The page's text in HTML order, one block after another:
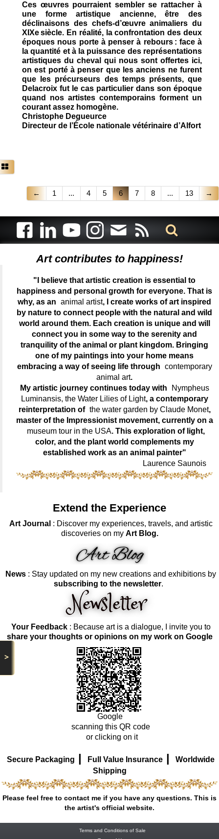
>
Ces œuvres pourraient sembler se rattacher à
une forme artistique ancienne, être des
déclinaisons des chefs-d’œuvre animaliers du
XIXe siècle. En réalité, la confrontation des deux
époques nous porte à penser à rebours : face à
la quantité et à la puissance des représentations
artistiques du cheval qui nous sont offertes ici,
on est porté à penser que les anciens ne furent
que les précurseurs des temps présents, que
Delacroix fut le cas particulier dans son époque
quand nos artistes contemporains forment un
courant assez homogène.
Christophe Degueurce
Directeur de l’École nationale vétérinaire d’Alfort
← 1 ... 4 5 6 7 8 ... 13 →
Art contributes to happiness!
"I believe that artistic creation is essential to
happiness and personal growth for everyone. That is
why, as an animal artist, I create works of art inspired
by nature to connect people with the natural and wild
world around them. Each creation is unique and will
connect you in some way to the serenity and
tranquility of the animal or plant kingdom. Bringing
one of my paintings into your home means
embracing a way of seeing life through contemporary
animal art.
My artistic journey continues today with
Nympheus
Luminansis, the Water Lilies of Light, a contemporary
reinterpretation of the water garden by Claude Monet,
master of the Impressionist movement, currently on a
museum tour in the USA. This exploration of light,
color, and the plant world complements my
established work as an animal painter"
Laurence Saunois
Extend the Experience
Art Journal : Discover my experiences, travels, and artistic
discoveries on my Art Blog.
News : Stay updated on my new creations and exhibitions by
subscribing to the newsletter.
Your Feedback: Because art is a dialogue, I invite you to
share your thoughts or opinions on my work on Google
Google
scanning this QR code
or clicking on it
Secure Packaging | Full Value Insurance |
Worldwide
Shipping
Please feel free to contact me if you have any questions. This is
the artist's official website.
Terms and Conditions of Sale